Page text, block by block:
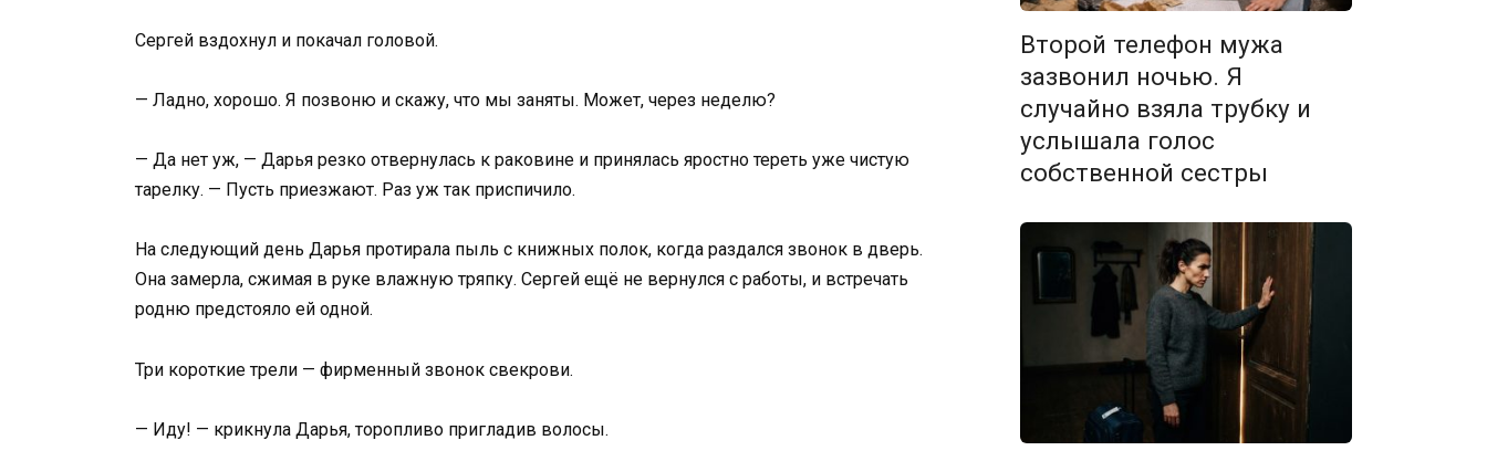
Сергей вздохнул и покачал головой.
— Ладно, хорошо. Я позвоню и скажу, что мы заняты. Может, через неделю?
— Да нет уж, — Дарья резко отвернулась к раковине и принялась яростно тереть уже чистую
тарелку. — Пусть приезжают. Раз уж так приспичило.
На следующий день Дарья протирала пыль с книжных полок, когда раздался звонок в дверь.
Она замерла, сжимая в руке влажную тряпку. Сергей ещё не вернулся с работы, и встречать
родню предстояло ей одной.
Три короткие трели — фирменный звонок свекрови.
— Иду! — крикнула Дарья, торопливо пригладив волосы.
Второй телефон мужа
зазвонил ночью. Я
случайно взяла трубку и
услышала голос
собственной сестры